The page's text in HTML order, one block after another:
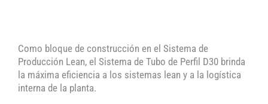
Como bloque de construcción en el Sistema de
Producción Lean, el Sistema de Tubo de Perfil D30 brinda
la máxima eficiencia a los sistemas lean y a la logística
interna de la planta.